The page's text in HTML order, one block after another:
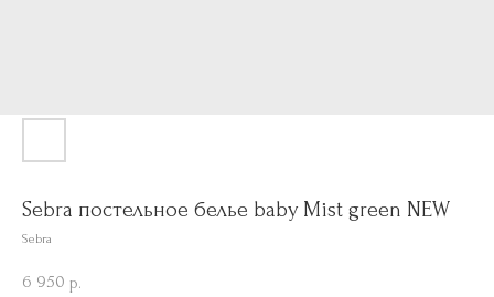
Sebra постельное белье baby Mist green NEW
Sebra
6 950 р.